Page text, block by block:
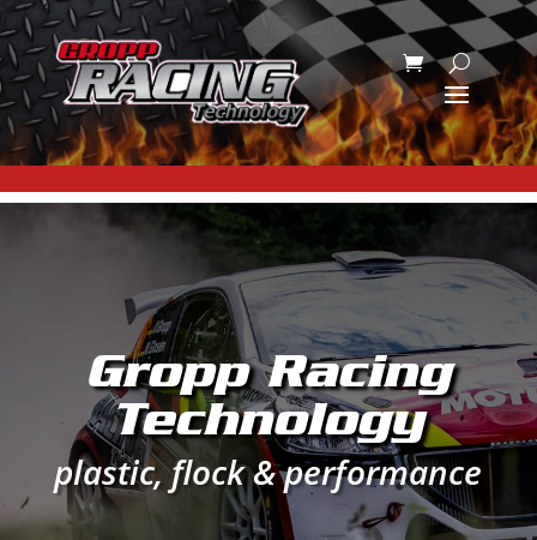
Gropp Racing
Technology
plastic, flock & performance